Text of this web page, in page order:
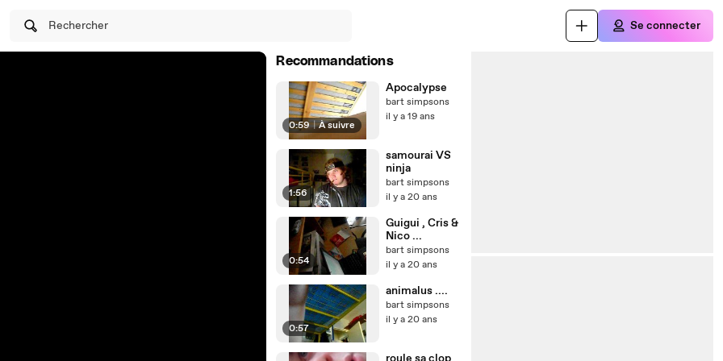
Rechercher Se connecter
Recommandations
0:59 | À suivre
Apocalypse
bart simpsons
il y a 19 ans
1:56
samourai VS
ninja
bart simpsons
il y a 20 ans
0:54
Guigui , Cris &
Nico ...
bart simpsons
il y a 20 ans
0:57
animalus ....
bart simpsons
il y a 20 ans